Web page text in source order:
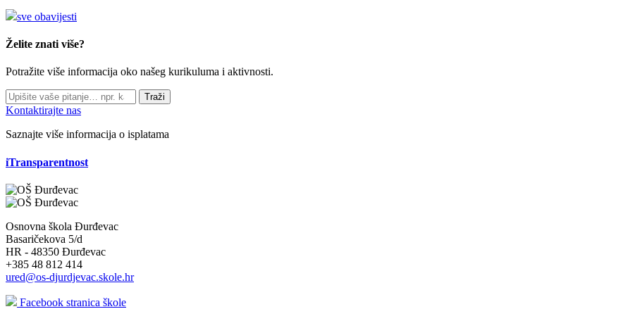
sve obavijesti
Želite znati više?
Potražite više informacija oko našeg kurikuluma i aktivnosti.
Traži
Kontaktirajte nas
Saznajte više informacija o isplatama
iTransparentnost
Osnovna škola Đurđevac
Basaričekova 5/d
HR - 48350 Đurđevac
+385 48 812 414
ured@os-djurdjevac.skole.hr
Facebook stranica škole